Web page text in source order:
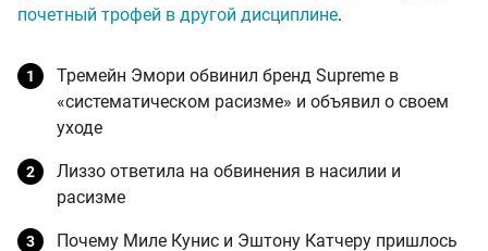
почетный трофей в другой дисциплине.
Тремейн Эмори обвинил бренд Supreme в
«систематическом расизме» и объявил о своем
уходе
Лиззо ответила на обвинения в насилии и
расизме
Почему Миле Кунис и Эштону Катчеру пришлось